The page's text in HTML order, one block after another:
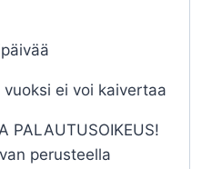
ei voi kaivertaa
PALAUTUSOIKEUS!
perusteella